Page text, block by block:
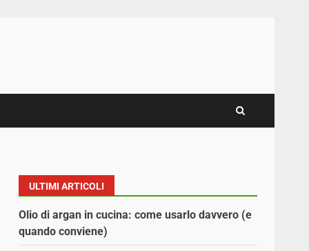
ULTIMI ARTICOLI
Olio di argan in cucina: come usarlo davvero (e
quando conviene)